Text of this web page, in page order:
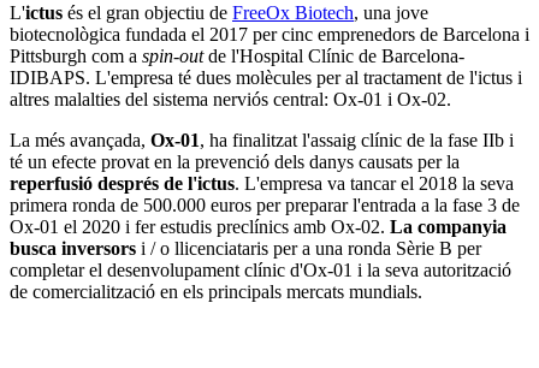
L'ictus és el gran objectiu de FreeOx Biotech, una jove
biotecnològica fundada el 2017 per cinc emprenedors de Barcelona i
Pittsburgh com a spin-outde l'Hospital Clínic de Barcelona-
IDIBAPS. L'empresa té dues molècules per al tractament de l'ictus i
altres malalties del sistema nerviós central: Ox-01 i Ox-02.
La més avançada, Ox-01, ha finalitzat l'assaig clínic de la fase IIb i
té un efecte provat en la prevenció dels danys causats per la
reperfusió després de l'ictus. L'empresa va tancar el 2018 la seva
primera ronda de 500.000 euros per preparar l'entrada a la fase 3 de
Ox-01 el 2020 i fer estudis preclínics amb Ox-02. La companyia
busca inversors i / o llicenciataris per a una ronda Sèrie B per
completar el desenvolupament clínic d'Ox-01 i la seva autorització
de comercialització en els principals mercats mundials.